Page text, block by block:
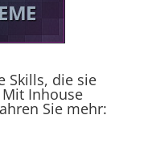
Skills, die sie
Inhouse
Sie mehr: